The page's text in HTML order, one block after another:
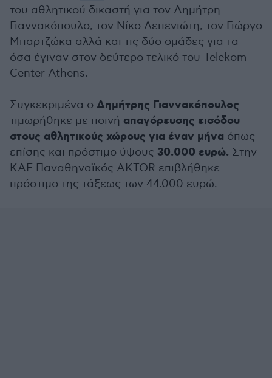
του αθλητικού δικαστή για τον Δημήτρη
Γιαννακόπουλο, τον Νίκο Λεπενιώτη, τον Γιώργο
Μπαρτζώκα αλλά και τις δύο ομάδες για τα
όσα έγιναν στον δεύτερο τελικό του Telekom
Center Athens.
Συγκεκριμένα ο Δημήτρης Γιαννακόπουλος
τιμωρήθηκε με ποινή απαγόρευσης εισόδου
στους αθλητικούς χώρους για έναν μήνα όπως
επίσης και πρόστιμο ύψους 30.000 ευρώ. Στην
ΚΑΕ Παναθηναϊκός AKTOR επιβλήθηκε
πρόστιμο της τάξεως των 44.000 ευρώ.